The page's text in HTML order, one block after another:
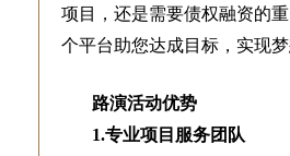
项目，还是需要债权融资的
个平台助您达成目标，实现梦
路演活动优势
1.专业项目服务团队